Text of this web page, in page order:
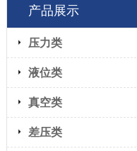
产品展示
压力类
液位类
真空类
差压类